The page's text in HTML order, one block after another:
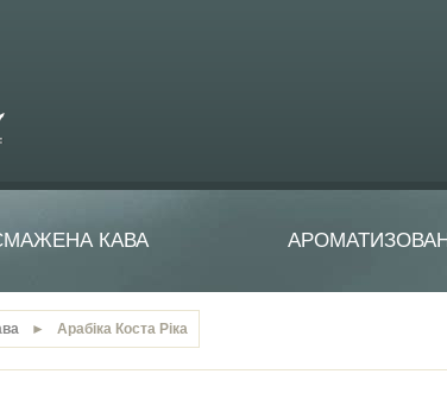
КАВА
► Арабіка Коста Ріка